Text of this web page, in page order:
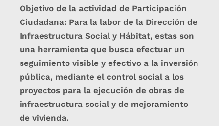
Objetivo de la actividad de Participación
Ciudadana: Para la labor de la Dirección de
Infraestructura Social y Hábitat, estas son
una herramienta que busca efectuar un
seguimiento visible y efectivo a la inversión
pública, mediante el control social a los
proyectos para la ejecución de obras de
infraestructura social y de mejoramiento
de vivienda.